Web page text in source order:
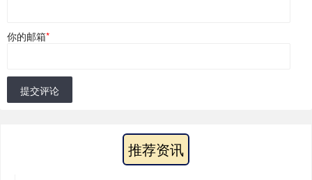
你的邮箱*
提交评论
推荐资讯